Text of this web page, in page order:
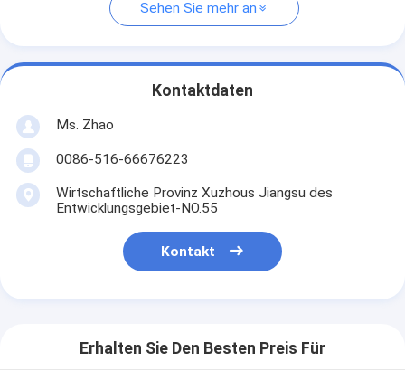
Sehen Sie mehr an
Kontaktdaten
Ms. Zhao
0086-516-66676223
Wirtschaftliche Provinz Xuzhous Jiangsu des
Entwicklungsgebiet-NO.55
Kontakt
Erhalten Sie Den Besten Preis Für